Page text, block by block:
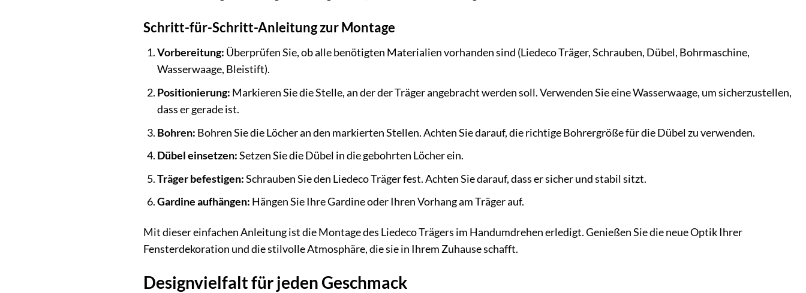
Schritt-für-Schritt-Anleitung zur Montage
Vorbereitung: Überprüfen Sie, ob alle benötigten Materialien vorhanden sind (Liedeco Träger, Schrauben, Dübel, Bohrmaschine,
Wasserwaage, Bleistift).
Positionierung: Markieren Sie die Stelle, an der der Träger angebracht werden soll. Verwenden Sie eine Wasserwaage, um sicherzustellen,
dass er gerade ist.
Bohren: Bohren Sie die Löcher an den markierten Stellen. Achten Sie darauf, die richtige Bohrergröße für die Dübel zu verwenden.
Dübel einsetzen:Setzen Sie die Dübel in die gebohrten Löcher ein.
Träger befestigen:Schrauben Sie den Liedeco Träger fest. Achten Sie darauf, dass er sicher und stabil sitzt.
Gardine aufhängen: Hängen Sie Ihre Gardine oder Ihren Vorhang am Träger auf.
Mit dieser einfachen Anleitung ist die Montage des Liedeco Trägers im Handumdrehen erledigt. Genießen Sie die neue Optik Ihrer
Fensterdekoration und die stilvolle Atmosphäre, die sie in Ihrem Zuhause schafft.
Designvielfalt für jeden Geschmack